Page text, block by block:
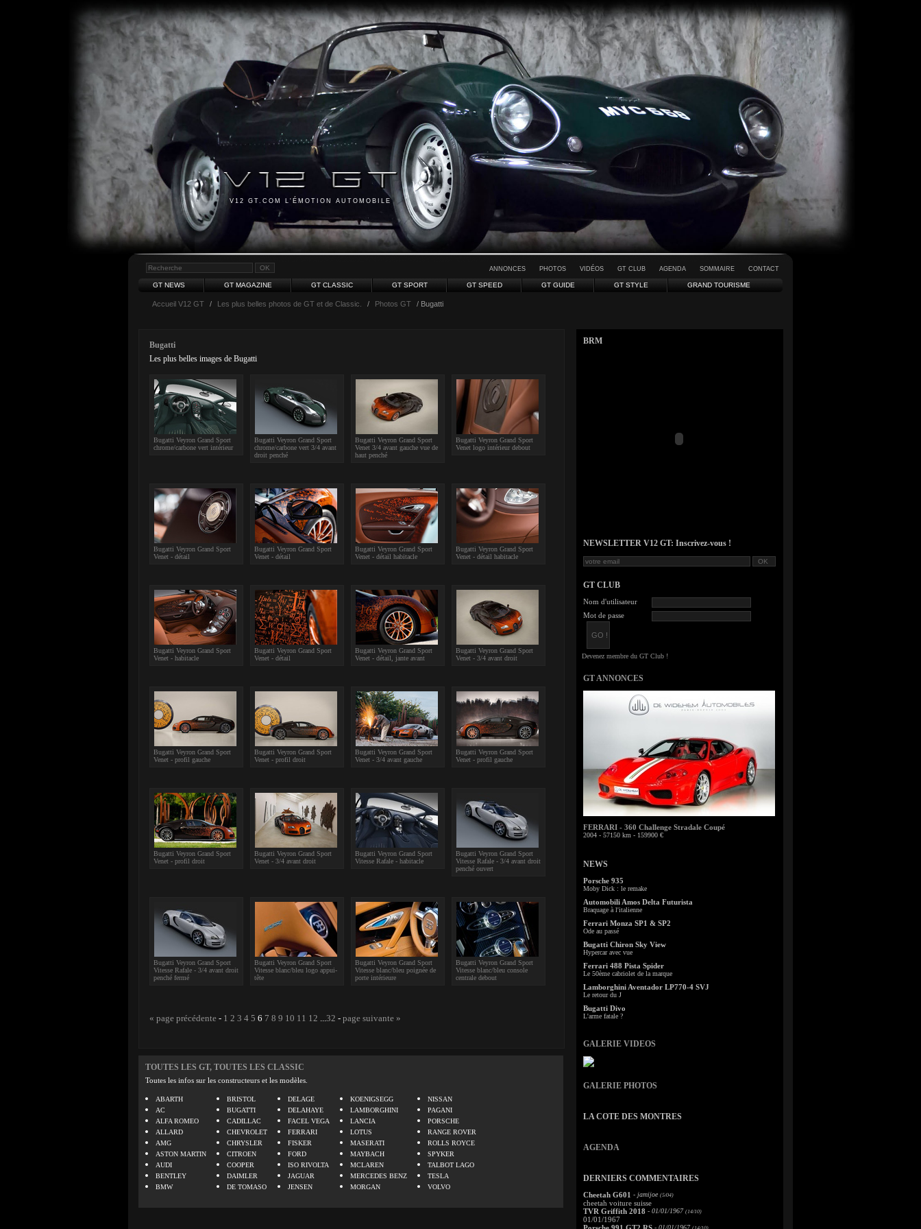
V12 GT.COM L'ÉMOTION AUTOMOBILE
ANNONCES PHOTOS VIDÉOS GT CLUB AGENDA SOMMAIRE CONTACT
GT NEWS GT MAGAZINE GT CLASSIC GT SPORT GT SPEED GT GUIDE GT STYLE GRAND TOURISME
Accueil V12 GT / Les plus belles photos de GT et de Classic. / Photos GT / Bugatti
Bugatti
Les plus belles images de Bugatti
Bugatti Veyron Grand Sport
chrome/carbone vert intérieur
Bugatti Veyron Grand Sport
chrome/carbone vert 3/4 avant
droit penché
Bugatti Veyron Grand Sport
Venet 3/4 avant gauche vue de
haut penché
Bugatti Veyron Grand Sport
Venet logo intérieur debout
Bugatti Veyron Grand Sport
Venet - détail
Bugatti Veyron Grand Sport
Venet - détail
Bugatti Veyron Grand Sport
Venet - détail habitacle
Bugatti Veyron Grand Sport
Venet - détail habitacle
Bugatti Veyron Grand Sport
Venet - habitacle
Bugatti Veyron Grand Sport
Venet - détail
Bugatti Veyron Grand Sport
Venet - détail, jante avant
Bugatti Veyron Grand Sport
Venet - 3/4 avant droit
Bugatti Veyron Grand Sport
Venet - profil gauche
Bugatti Veyron Grand Sport
Venet - profil droit
Bugatti Veyron Grand Sport
Venet - 3/4 avant gauche
Bugatti Veyron Grand Sport
Venet - profil gauche
Bugatti Veyron Grand Sport
Venet - profil droit
Bugatti Veyron Grand Sport
Venet - 3/4 avant droit
Bugatti Veyron Grand Sport
Vitesse Rafale - habitacle
Bugatti Veyron Grand Sport
Vitesse Rafale - 3/4 avant droit
penché ouvert
Bugatti Veyron Grand Sport
Vitesse Rafale - 3/4 avant droit
penché fermé
Bugatti Veyron Grand Sport
Vitesse blanc/bleu logo appui-
tête
Bugatti Veyron Grand Sport
Vitesse blanc/bleu poignée de
porte intérieure
Bugatti Veyron Grand Sport
Vitesse blanc/bleu console
centrale debout
« page précédente - 1 2 3 4 5 6 7 8 9 10 11 12 ...32 - page suivante »
TOUTES LES GT, TOUTES LES CLASSIC
Toutes les infos sur les constructeurs et les modèles.
ABARTH
AC
ALFA ROMEO
ALLARD
AMG
ASTON MARTIN
AUDI
BENTLEY
BMW
BRISTOL
BUGATTI
CADILLAC
CHEVROLET
CHRYSLER
CITROEN
COOPER
DAIMLER
DE TOMASO
DELAGE
DELAHAYE
FACEL VEGA
FERRARI
FISKER
FORD
ISO RIVOLTA
JAGUAR
JENSEN
KOENIGSEGG
LAMBORGHINI
LANCIA
LOTUS
MASERATI
MAYBACH
MCLAREN
MERCEDES BENZ
MORGAN
NISSAN
PAGANI
PORSCHE
RANGE ROVER
ROLLS ROYCE
SPYKER
TALBOT LAGO
TESLA
VOLVO
BRM
NEWSLETTER V12 GT: Inscrivez-vous !
GT CLUB
Nom d'utilisateur
Mot de passe
GT ANNONCES
FERRARI - 360 Challenge Stradale Coupé
2004 - 57150 km - 159900 €
NEWS
Porsche 935
Moby Dick : le remake
Automobili Amos Delta Futurista
Braquage à l'italienne
Ferrari Monza SP1 & SP2
Ode au passé
Bugatti Chiron Sky View
Hypercar avec vue
Ferrari 488 Pista Spider
Le 50ème cabriolet de la marque
Lamborghini Aventador LP770-4 SVJ
Le retour du J
Bugatti Divo
L'arme fatale ?
GALERIE VIDEOS
GALERIE PHOTOS
LA COTE DES MONTRES
AGENDA
DERNIERS COMMENTAIRES
Cheetah G601 - jamijoe (5/04)
cheetah voiture suisse
TVR Griffith 2018 - 01/01/1967 (14/10)
01/01/1967
- 01/01/1967